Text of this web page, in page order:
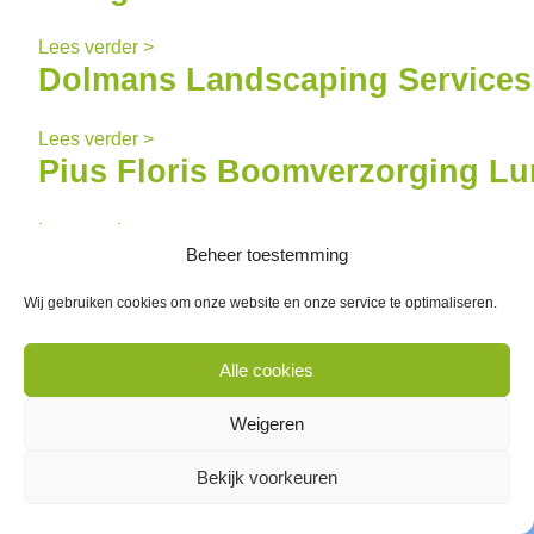
Beheer toestemming
Wij gebruiken cookies om onze website en onze service te optimaliseren.
Alle cookies
Weigeren
Bekijk voorkeuren
Lees verder >
Dolmans Landscaping
Lees verder >
Pius Floris Boomverzorging
Lees verder >
idverde Realisatie B.V.
Rotterdam
Nieuwe beoordeling
binnen Kleurkeur versie 2026